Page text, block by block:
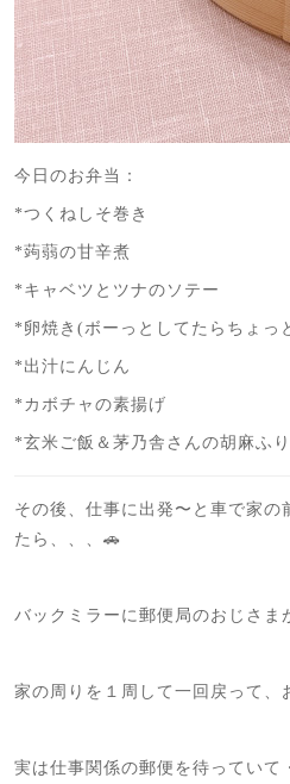
今日のお弁当：
*つくねしそ巻き
*蒟蒻の甘辛煮
*キャベツとツナのソテー
*卵焼き(ボーっとしてたらちょっ
*出汁にんじん
*カボチャの素揚げ
*玄米ご飯＆茅乃舎さんの胡麻ふ
その後、仕事に出発〜と車で家の
たら、、、🚗
バックミラーに郵便局のおじさま
家の周りを１周して一回戻って、
実は仕事関係の郵便を待っていて